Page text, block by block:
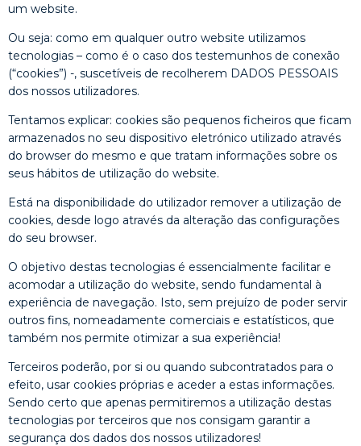
um website.
Ou seja: como em qualquer outro website utilizamos
tecnologias – como é o caso dos testemunhos de conexão
(“cookies”) -, suscetíveis de recolherem DADOS PESSOAIS
dos nossos utilizadores.
Tentamos explicar: cookies são pequenos ficheiros que ficam
armazenados no seu dispositivo eletrónico utilizado através
do browser do mesmo e que tratam informações sobre os
seus hábitos de utilização do website.
Está na disponibilidade do utilizador remover a utilização de
cookies, desde logo através da alteração das configurações
do seu browser.
O objetivo destas tecnologias é essencialmente facilitar e
acomodar a utilização do website, sendo fundamental à
experiência de navegação. Isto, sem prejuízo de poder servir
outros fins, nomeadamente comerciais e estatísticos, que
também nos permite otimizar a sua experiência!
Terceiros poderão, por si ou quando subcontratados para o
efeito, usar cookies próprias e aceder a estas informações.
Sendo certo que apenas permitiremos a utilização destas
tecnologias por terceiros que nos consigam garantir a
segurança dos dados dos nossos utilizadores!